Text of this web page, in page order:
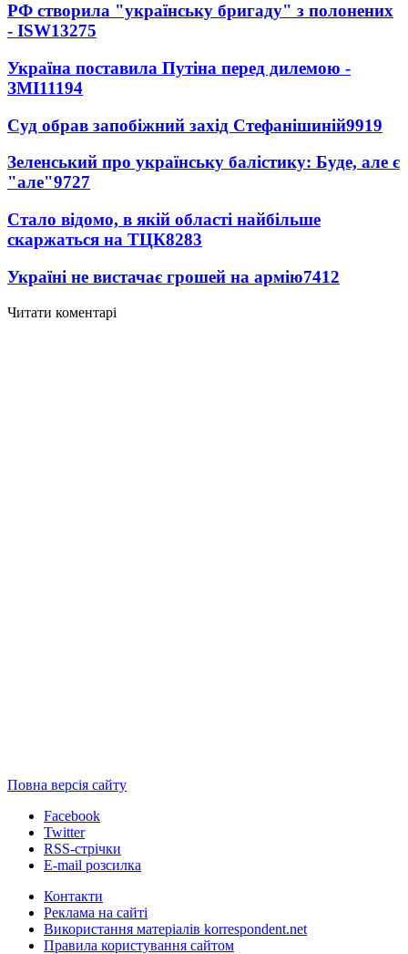
РФ створила "українську бригаду" з полонених
- ISW13275
Україна поставила Путіна перед дилемою -
ЗМІ11194
Суд обрав запобіжний захід Стефанішиній9919
Зеленський про українську балістику: Буде, але є
"але"9727
Стало відомо, в якій області найбільше
скаржаться на ТЦК8283
Україні не вистачає грошей на армію7412
Читати коментарі
Повна версія сайту
Facebook
Twitter
RSS-стрічки
E-mail розсилка
Контакти
Реклама на сайті
Використання матеріалів korrespondent.net
Правила користування сайтом